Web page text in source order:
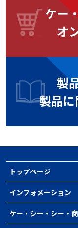
ケー
オ
製
製品
トップページ
インフォメーション
ケー・シー・シー・